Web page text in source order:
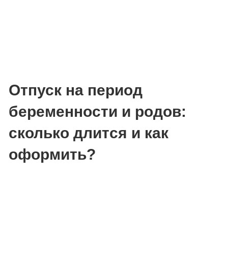
Отпуск на период
беременности и родов:
сколько длится и как
оформить?